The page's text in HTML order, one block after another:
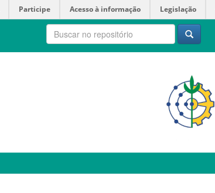
Participe Acesso à informação Legislação